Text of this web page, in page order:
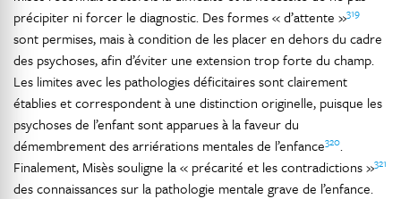
précipiter ni forcer le diagnostic. Des formes « d’attente »319
sont permises, mais à condition de les placer en dehors du cadre
des psychoses, afin d’éviter une extension trop forte du champ.
Les limites avec les pathologies déficitaires sont clairement
établies et correspondent à une distinction originelle, puisque les
psychoses de l’enfant sont apparues à la faveur du
démembrement des arriérations mentales de l’enfance320.
Finalement, Misès souligne la « précarité et les contradictions »321
des connaissances sur la pathologie mentale grave de l’enfance.